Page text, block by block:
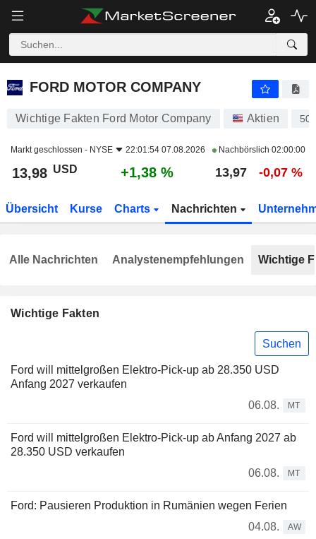
FORD MOTOR COMPANY
FORD MOTOR COMPANY
Wichtige Fakten Ford Motor Company Aktien
Markt geschlossen - NYSE 22:01:54 07.08.2026 Nachbörslich 02:00:00
13,98 USD +1,38 % 13,97 -0,07 %
Übersicht Kurse Charts Nachrichten
Wichtige Fakten
Suchen
Ford will mittelgroßen Elektro-Pick-up ab 28.350 USD
Anfang 2027 verkaufen
06.08.
MT
Ford will mittelgroßen Elektro-Pick-up ab Anfang 2027 ab
28.350 USD verkaufen
06.08.
MT
Ford: Pausieren Produktion in Rumänien wegen Ferien
04.08.
AW
Alle Nachrichten Analystenempfehlungen Wichtige